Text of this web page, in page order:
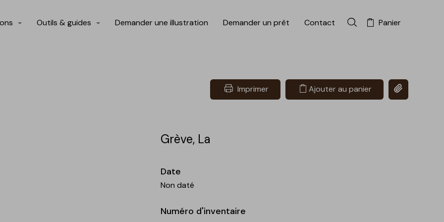
Outils & guides Demander une illustration Demander un prêt Contact Rechercher dans la
Panier
Imprimer Ajouter au panier Copier le lien
Grève, La
Date
Non daté
Numéro d'inventaire